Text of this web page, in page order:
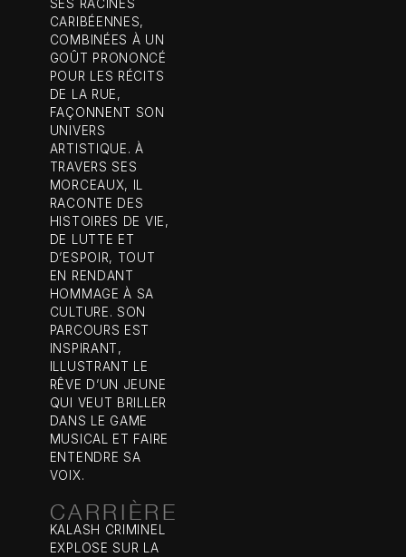
SES RACINES
CARIBÉENNES,
COMBINÉES À UN
GOÛT PRONONCÉ
POUR LES RÉCITS
DE LA RUE,
FAÇONNENT SON
UNIVERS
ARTISTIQUE. À
TRAVERS SES
MORCEAUX, IL
RACONTE DES
HISTOIRES DE VIE,
DE LUTTE ET
D’ESPOIR, TOUT
EN RENDANT
HOMMAGE À SA
CULTURE. SON
PARCOURS EST
INSPIRANT,
ILLUSTRANT LE
RÊVE D’UN JEUNE
QUI VEUT BRILLER
DANS LE GAME
MUSICAL ET FAIRE
ENTENDRE SA
VOIX.
CARRIÈRE
KALASH CRIMINEL
EXPLOSE SUR LA